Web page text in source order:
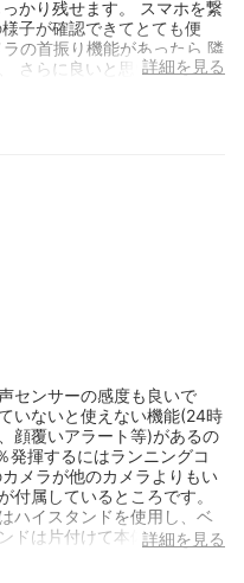
かり残せます。 スマホを繋
子が確認できてとても便
の首振り機能があったら 隣
さらに良いと思います。
詳細を見る
センサーの感度も良いで
いないと使えない機能(24時
顔覆いアラート等)があるの
発揮するにはランニングコ
メラが他のカメラよりもい
付属しているところです。
ハイスタンドを使用し、ベ
ドは片付けて本体のみでカ
詳細を見る